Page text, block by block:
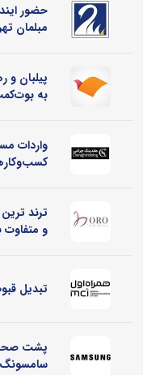
حضور
مبلمان
پیلبان و
به
واردات
ترند
و
تبدیل